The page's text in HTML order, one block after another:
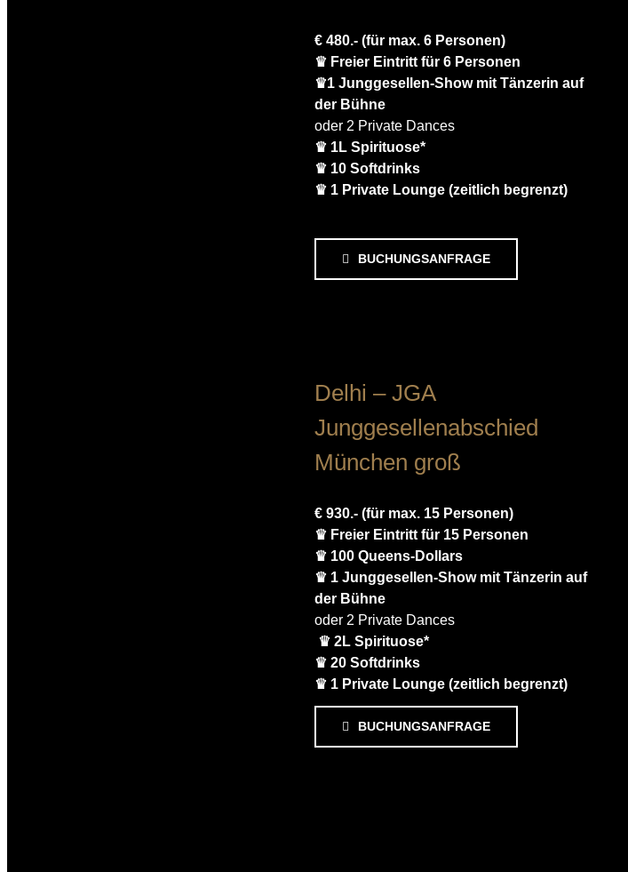
€ 480.- (für max. 6 Personen)
♛ Freier Eintritt für 6 Personen
♛1 Junggesellen-Show mit Tänzerin auf
der Bühne
oder 2 Private Dances
♛ 1L Spirituose*
♛ 10 Softdrinks
♛ 1 Private Lounge (zeitlich begrenzt)
BUCHUNGSANFRAGE
Delhi – JGA
Junggesellenabschied
München groß
€ 930.- (für max. 15 Personen)
♛ Freier Eintritt für 15 Personen
♛ 100 Queens-Dollars
♛ 1 Junggesellen-Show mit Tänzerin auf
der Bühne
oder 2 Private Dances
♛ 2L Spirituose*
♛ 20 Softdrinks
♛ 1 Private Lounge (zeitlich begrenzt)
BUCHUNGSANFRAGE